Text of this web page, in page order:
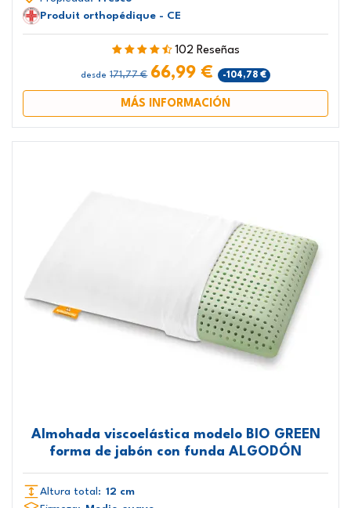
Produit orthopédique - CE
102 Reseñas
desde 171,77 € 66,99 € -104,78 €
MÁS INFORMACIÓN
Almohada viscoelástica modelo BIO GREEN
forma de jabón con funda ALGODÓN
Altura total: 12 cm